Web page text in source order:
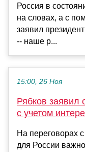
Россия в
на словах, а с
заявил
-- наше р...
15:00, 26 Ноя
Рябков заявил
с учетом
На переговорах
для России